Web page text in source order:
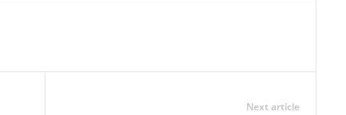
Next article